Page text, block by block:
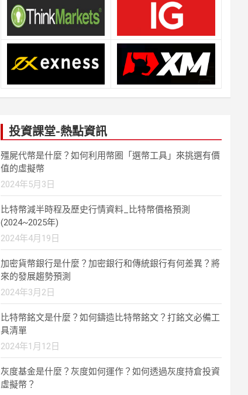
投資課堂-熱點資訊
殭屍代幣是什麼？如何利用幣圈「選幣工具」來挑選有價
值的虛擬幣
2024年5月3日
比特幣減半時程及歷史行情資料_比特幣價格預測
(2024~2025年)
2024年4月19日
加密貨幣銀行是什麼？加密銀行和傳統銀行有何差異？將
來的發展趨勢預測
2024年3月2日
比特幣銘文是什麼？如何鑄造比特幣銘文？打銘文必備工
具清單
2024年1月12日
灰度基金是什麼？灰度如何運作？如何透過灰度持倉投資
虛擬幣？